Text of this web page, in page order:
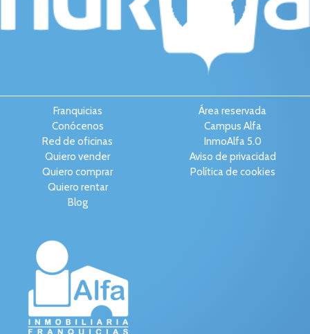
Franquicias
Conócenos
Red de oficinas
Quiero vender
Quiero comprar
Quiero rentar
Blog
Área reservada
Campus Alfa
InmoAlfa 5.0
Aviso de privacidad
Política de cookies